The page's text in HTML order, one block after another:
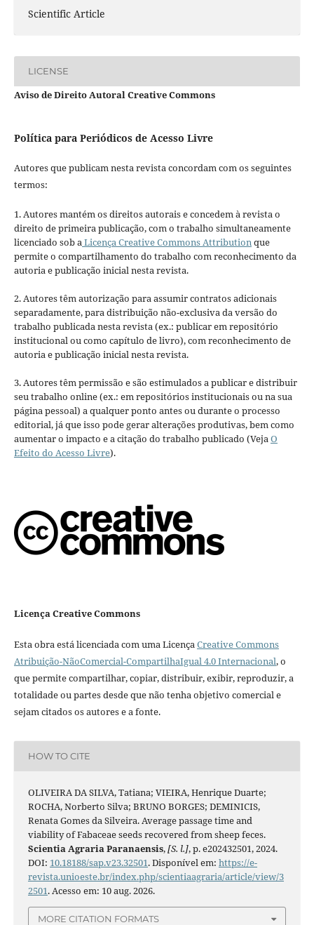
Scientific Article
LICENSE
Aviso de Direito Autoral Creative Commons
Política para Periódicos de Acesso Livre
Autores que publicam nesta revista concordam com os seguintes
termos:
1. Autores mantém os direitos autorais e concedem à revista o
direito de primeira publicação, com o trabalho simultaneamente
licenciado sob a Licença Creative Commons Attribution que
permite o compartilhamento do trabalho com reconhecimento da
autoria e publicação inicial nesta revista.
2. Autores têm autorização para assumir contratos adicionais
separadamente, para distribuição não-exclusiva da versão do
trabalho publicada nesta revista (ex.: publicar em repositório
institucional ou como capítulo de livro), com reconhecimento de
autoria e publicação inicial nesta revista.
3. Autores têm permissão e são estimulados a publicar e distribuir
seu trabalho online (ex.: em repositórios institucionais ou na sua
página pessoal) a qualquer ponto antes ou durante o processo
editorial, já que isso pode gerar alterações produtivas, bem como
aumentar o impacto e a citação do trabalho publicado (Veja O
Efeito do Acesso Livre).
Licença Creative Commons
Esta obra está licenciada com uma LicençaCreative Commons
Atribuição-NãoComercial-CompartilhaIgual 4.0 Internacional, o
que permite compartilhar, copiar, distribuir, exibir, reproduzir, a
totalidade ou partes desde que não tenha objetivo comercial e
sejam citados os autores e a fonte.
HOW TO CITE
OLIVEIRA DA SILVA, Tatiana; VIEIRA, Henrique Duarte;
ROCHA, Norberto Silva; BRUNO BORGES; DEMINICIS,
Renata Gomes da Silveira. Average passage time and
viability of Fabaceae seeds recovered from sheep feces.
Scientia Agraria Paranaensis,[S. l.], p. e202432501, 2024.
DOI: 10.18188/sap.v23.32501. Disponível em: https://e-
revista.unioeste.br/index.php/scientiaagraria/article/view/3
2501. Acesso em: 10 aug. 2026.
MORE CITATION FORMATS